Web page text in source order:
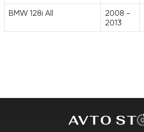
BMW 128i All
2008 -
2013